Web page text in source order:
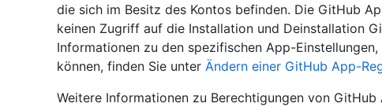
die sich im Besitz des Kontos befinden. Die GitHub
keinen Zugriff auf die Installation und Deinstallation
Informationen zu den spezifischen App-
können, finden Sie unter Ändern einer GitHub App-
Weitere Informationen zu Berechtigungen von